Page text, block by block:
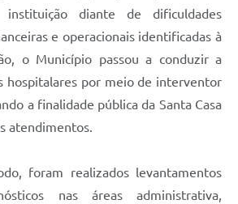
instituição diante de dificuldades
e operacionais identificadas à
o Município passou a conduzir a
hospitalares por meio de interventor
a finalidade pública da Santa Casa
atendimentos.
foram realizados levantamentos
nas áreas administrativa,